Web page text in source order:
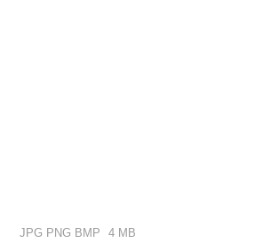
JPG PNG BMP 4 MB